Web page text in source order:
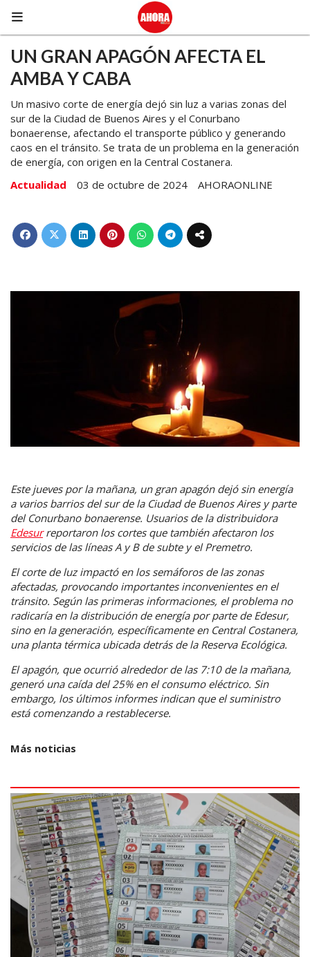
UN GRAN APAGÓN AFECTA EL
AMBA Y CABA
Un masivo corte de energía dejó sin luz a varias zonas del
sur de la Ciudad de Buenos Aires y el Conurbano
bonaerense, afectando el transporte público y generando
caos en el tránsito. Se trata de un problema en la generación
de energía, con origen en la Central Costanera.
Actualidad
03 de octubre de 2024 AHORAONLINE
Este jueves por la mañana, un gran apagón dejó sin energía
a varios barrios del sur de la Ciudad de Buenos Aires y parte
del Conurbano bonaerense. Usuarios de la distribuidora
Edesurreportaron los cortes que también afectaron los
servicios de las líneas A y B de subte y el Premetro.
El corte de luz impactó en los semáforos de las zonas
afectadas, provocando importantes inconvenientes en el
tránsito. Según las primeras informaciones, el problema no
radicaría en la distribución de energía por parte de Edesur,
sino en la generación, específicamente en Central Costanera,
una planta térmica ubicada detrás de la Reserva Ecológica.
El apagón, que ocurrió alrededor de las 7:10 de la mañana,
generó una caída del 25% en el consumo eléctrico. Sin
embargo, los últimos informes indican que el suministro
está comenzando a restablecerse.
Más noticias